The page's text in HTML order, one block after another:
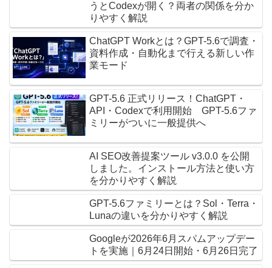
うとCodexが開く？両者の関係を分か
りやすく解説
ChatGPT Workとは？GPT-5.6で調査・
資料作成・自動化まで行える新しい作
業モード
GPT-5.6 正式リリース！ChatGPT・
API・Codexで利用開始 GPT-5.6ファ
ミリーがついに一般提供へ
AI SEO改善提案ツール v3.0.0 を公開
しました。インストール方法と使い方
を分かりやすく解説
GPT-5.6ファミリーとは？Sol・Terra・
Lunaの違いを分かりやすく解説
Googleが2026年6月スパムアップデー
トを実施｜6月24日開始・6月26日完了